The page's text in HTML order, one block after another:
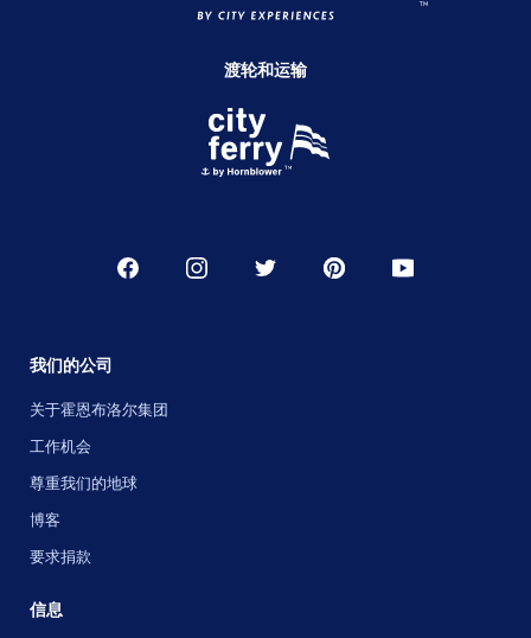
渡轮和运输
我们的公司
关于霍恩布洛尔集团
工作机会
尊重我们的地球
博客
要求捐款
信息